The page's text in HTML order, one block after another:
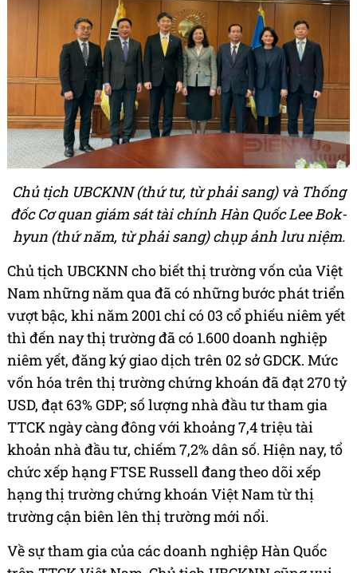
Chủ tịch UBCKNN (thứ tư, từ phải sang) và Thống
đốc Cơ quan giám sát tài chính Hàn Quốc Lee Bok-
hyun (thứ năm, từ phải sang) chụp ảnh lưu niệm.
Chủ tịch UBCKNN cho biết thị trường vốn của Việt
Nam những năm qua đã có những bước phát triển
vượt bậc, khi năm 2001 chỉ có 03 cổ phiếu niêm yết
thì đến nay thị trường đã có 1.600 doanh nghiệp
niêm yết, đăng ký giao dịch trên 02 sở GDCK. Mức
vốn hóa trên thị trường chứng khoán đã đạt 270 tỷ
USD, đạt 63% GDP; số lượng nhà đầu tư tham gia
TTCK ngày càng đông với khoảng 7,4 triệu tài
khoản nhà đầu tư, chiếm 7,2% dân số. Hiện nay, tổ
chức xếp hạng FTSE Russell đang theo dõi xếp
hạng thị trường chứng khoán Việt Nam từ thị
trường cận biên lên thị trường mới nổi.
Về sự tham gia của các doanh nghiệp Hàn Quốc